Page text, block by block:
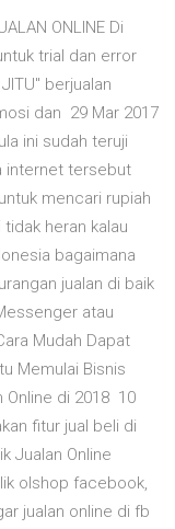
ONLINE Di
trial dan error
berjualan
dan 29 Mar 2017
ini sudah teruji
internet tersebut
mencari rupiah
heran kalau
bagaimana
jualan di baik
atau
Mudah Dapat
Memulai Bisnis
Online di 2018 10
fitur jual beli di
Jualan Online
olshop facebook,
jualan online di fb